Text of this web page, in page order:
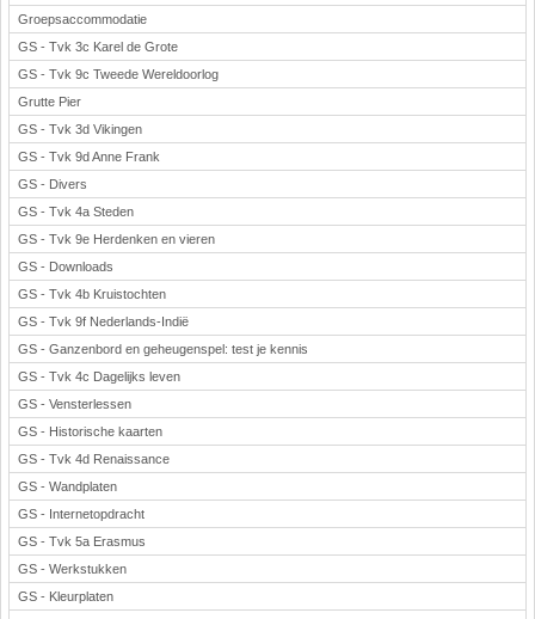
Groepsaccommodatie
GS - Tvk 3c Karel de Grote
GS - Tvk 9c Tweede Wereldoorlog
Grutte Pier
GS - Tvk 3d Vikingen
GS - Tvk 9d Anne Frank
GS - Divers
GS - Tvk 4a Steden
GS - Tvk 9e Herdenken en vieren
GS - Downloads
GS - Tvk 4b Kruistochten
GS - Tvk 9f Nederlands-Indië
GS - Ganzenbord en geheugenspel: test je kennis
GS - Tvk 4c Dagelijks leven
GS - Vensterlessen
GS - Historische kaarten
GS - Tvk 4d Renaissance
GS - Wandplaten
GS - Internetopdracht
GS - Tvk 5a Erasmus
GS - Werkstukken
GS - Kleurplaten